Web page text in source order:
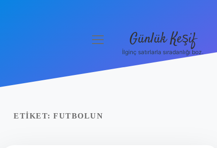
Yasal Uyarı
menüyü
Günlük Keşif
İlginç satırlarla sıradanlığı boz.
ETIKET: FUTBOLUN